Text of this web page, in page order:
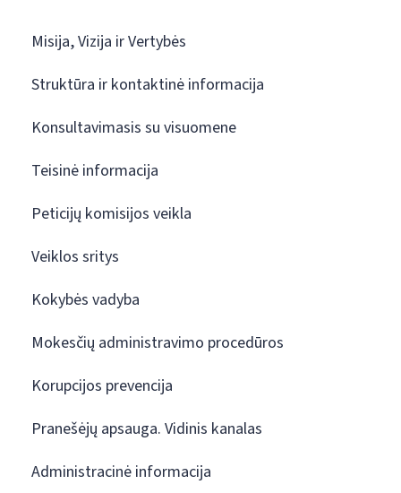
Misija, Vizija ir Vertybės
Struktūra ir kontaktinė informacija
Konsultavimasis su visuomene
Teisinė informacija
Peticijų komisijos veikla
Veiklos sritys
Kokybės vadyba
Mokesčių administravimo procedūros
Korupcijos prevencija
Pranešėjų apsauga. Vidinis kanalas
Administracinė informacija